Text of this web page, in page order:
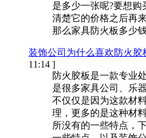
是多少一张呢?要想购
清楚它的价格之后再来
那么家具防火板多少钱
装饰公司为什么喜欢防火胶板
11:14 ]
防火胶板是一款专业处
是很多家具公司、乐器
不仅仅是因为这款材
理，更多的是这种
所没有的一些特点